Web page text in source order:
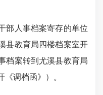
人事档案寄存的单位
县教育局四楼档案室开
档案转到尤溪县教育局
《调档函》）。